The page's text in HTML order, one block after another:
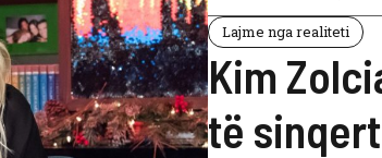
Lajme nga realiteti
Kim
të